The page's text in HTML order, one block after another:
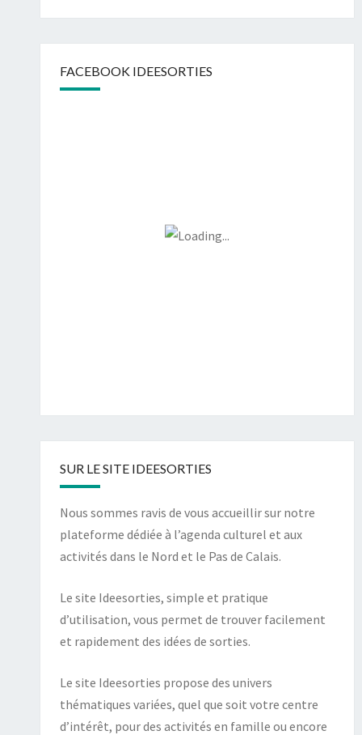
FACEBOOK IDEESORTIES
SUR LE SITE IDEESORTIES
Nous sommes ravis de vous accueillir sur notre
plateforme dédiée à l’agenda culturel et aux
activités dans le Nord et le Pas de Calais.
Le site Ideesorties, simple et pratique
d’utilisation, vous permet de trouver facilement
et rapidement des idées de sorties.
Le site Ideesorties propose des univers
thématiques variées, quel que soit votre centre
d’intérêt, pour des activités en famille ou encore